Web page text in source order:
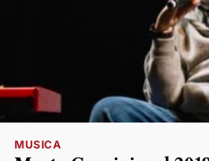
MUSICA